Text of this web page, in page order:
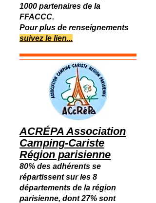
1000 partenaires de la
FFACCC.
​​Pour plus de renseignements
suivez le lien...
ACRÉPA Association
Camping-Cariste
Région parisienne
80% des adhérents se
répartissent sur les 8
départements de la région
parisienne, dont 27% sont